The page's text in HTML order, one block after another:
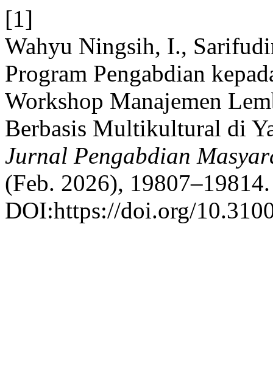
[1]
Wahyu Ningsih, I.,
Program Pengabdian
Workshop Manajemen
Berbasis Multikultural di
Jurnal Pengabdian
(Feb. 2026), 19807–19814.
DOI:https://doi.org/